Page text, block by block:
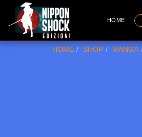
HOME
HOME SHOP MANGA